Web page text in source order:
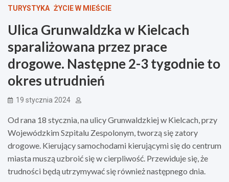
TURYSTYKA ŻYCIE W MIEŚCIE
Ulica Grunwaldzka w Kielcach
sparaliżowana przez prace
drogowe. Następne 2-3 tygodnie to
okres utrudnień
19 stycznia 2024
Od rana 18 stycznia, na ulicy Grunwaldzkiej w Kielcach, przy
Wojewódzkim Szpitalu Zespolonym, tworzą się zatory
drogowe. Kierujący samochodami kierującymi się do centrum
miasta muszą uzbroić się w cierpliwość. Przewiduje się, że
trudności będą utrzymywać się również następnego dnia.